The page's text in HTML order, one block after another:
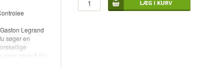
Legrand
søger en
garanti for
i med